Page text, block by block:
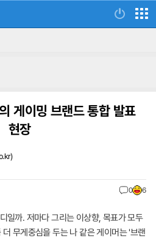
게이밍 브랜드 통합 발표
현장
)
0 6
일까. 저마다 그리는 이상향, 목표가 모두
무게중심을 두는 나 같은 게이머는 '브랜